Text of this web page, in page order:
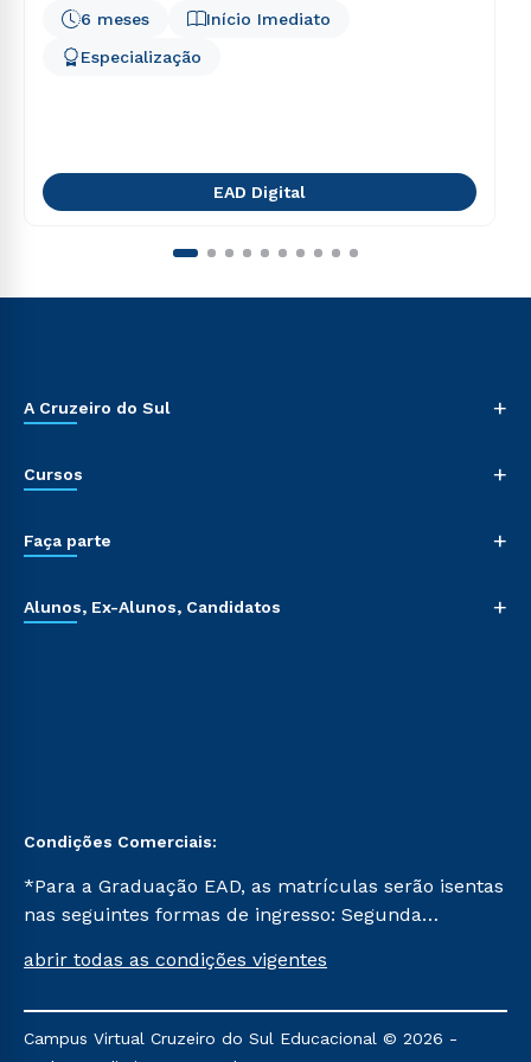
Início Imediato
6 meses
Especialização
EAD Digital
A Cruzeiro do Sul +
Cursos +
Faça parte +
Alunos, Ex-Alunos, Candidatos +
Condições Comerciais:
*Para a Graduação EAD, as matrículas serão isentas
nas seguintes formas de ingresso: Segunda
Já para as demais, a taxa de matrícula será de R$
mencionadas são referentes aos cursos: Ensino
Religioso, Geografia para a Docência e Metodologia
abrir todas as condições vigentes
Campus Virtual Cruzeiro do Sul Educacional © 2026 -